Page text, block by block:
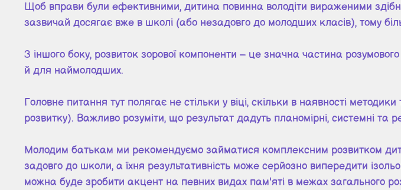
Щоб вправи були ефективними, дитина повинна володіти вираженими
зазвичай досягає вже в школі (або незадовго до молодших класів), тому
З іншого боку, розвиток зорової компоненти – це значна частина
й для наймолодших.
Головне питання тут полягає не стільки у віці, скільки в наявності
розвитку). Важливо розуміти, що результат дадуть планомірні, системні та
Молодим батькам ми рекомендуємо займатися комплексним розвитком
задовго до школи, а їхня результативність може серйозно випередити
можна буде зробити акцент на певних видах пам'яті в межах загального